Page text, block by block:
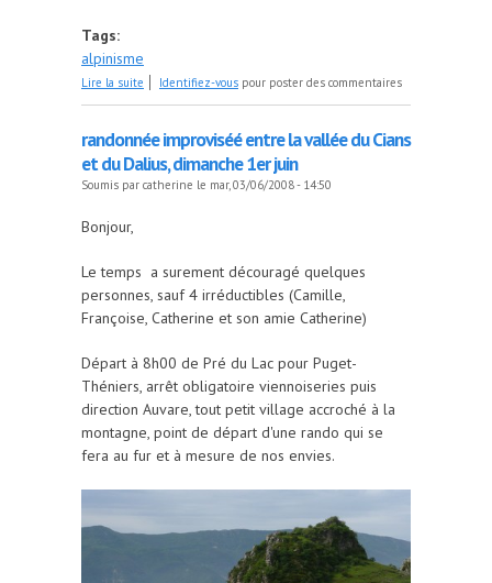
Tags:
alpinisme
Lire la suite de Camp d'été le planning
Identifiez-vous pour poster des commentaires
randonnée improviséé entre la vallée du Cians
et du Dalius, dimanche 1er juin
Soumis par catherine le mar, 03/06/2008 - 14:50
Bonjour,
Le temps a surement découragé quelques
personnes, sauf 4 irréductibles (Camille,
Françoise, Catherine et son amie Catherine)
Départ à 8h00 de Pré du Lac pour Puget-
Théniers, arrêt obligatoire viennoiseries puis
direction Auvare, tout petit village accroché à la
montagne, point de départ d'une rando qui se
fera au fur et à mesure de nos envies.